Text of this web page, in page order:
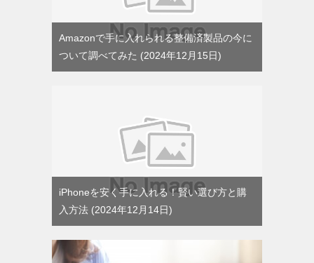
Amazonで手に入れられる整備済製品の今に
ついて調べてみた
2024年12月15日
iPhoneを安く手に入れる！賢い選び方と購
入方法
2024年12月14日